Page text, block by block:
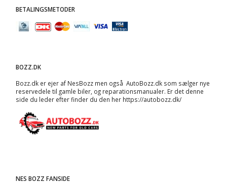
BETALINGSMETODER
BOZZ.DK
Bozz.dk er ejer af NesBozz men også AutoBozz.dk som sælger nye
reservedele til gamle biler, og reparationsmanualer. Er det denne
side du leder efter finder du den her https://autobozz.dk/
NES BOZZ FANSIDE